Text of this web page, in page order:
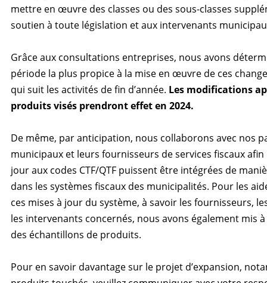
mettre en œuvre des classes ou des sous-classes
soutien à toute législation et aux intervenants
Grâce aux consultations entreprises, nous avons
période la plus propice à la mise en œuvre de ces
qui suit les activités de fin d’année. Les modifications
produits visés prendront effet en 2024.
De même, par anticipation, nous collaborons avec nos
municipaux et leurs fournisseurs de services fiscaux afin
jour aux codes CTF/QTF puissent être intégrées de
dans les systèmes fiscaux des municipalités. Pour les
ces mises à jour du système, à savoir les fournisseurs,
les intervenants concernés, nous avons également mis
des échantillons de produits.
Pour en savoir davantage sur le projet d’expansion,